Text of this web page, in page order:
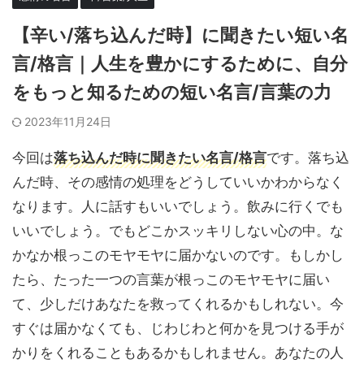
【辛い/落ち込んだ時】に聞きたい短い名
言/格言｜人生を豊かにするために、自分
をもっと知るための短い名言/言葉の力
2023年11月24日
今回は落ち込んだ時に聞きたい名言/格言です。落ち込
んだ時、その感情の処理をどうしていいかわからなく
なります。人に話すもいいでしょう。飲みに行くでも
いいでしょう。でもどこかスッキリしない心の中。な
かなか根っこのモヤモヤに届かないのです。もしかし
たら、たった一つの言葉が根っこのモヤモヤに届い
て、少しだけあなたを救ってくれるかもしれない。今
すぐは届かなくても、じわじわと何かを見つける手が
かりをくれることもあるかもしれません。あなたの人